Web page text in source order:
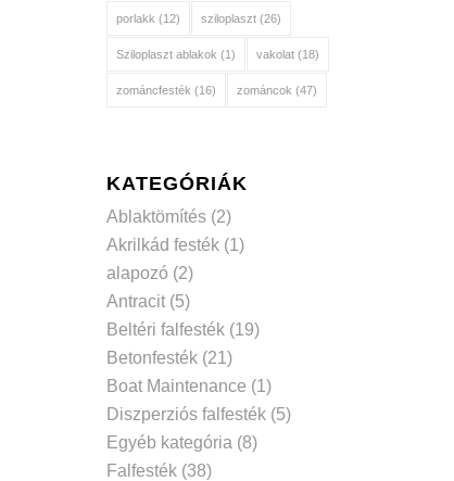
porlakk (12) sziloplaszt(26)
Sziloplaszt ablakok (1) vakolat(18)
zománcfesték (16) zománcok (47)
KATEGÓRIÁK
Ablaktömítés(2)
Akrilkád festék(1)
alapozó (2)
Antracit(5)
Beltéri falfesték(19)
Betonfesték(21)
Boat Maintenance (1)
Diszperziós falfesték(5)
Egyéb kategória (8)
Falfesték(38)